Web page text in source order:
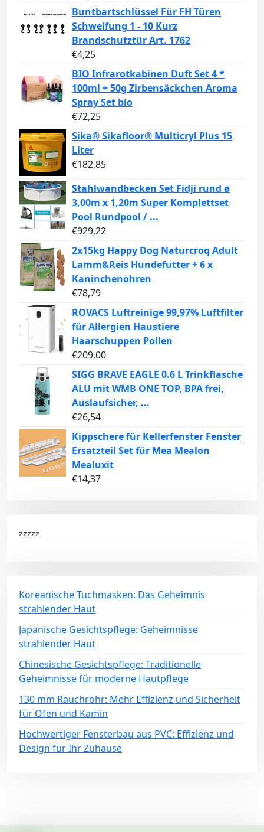
Buntbartschlüssel Für FH Türen
Schweifung 1 - 10 Kurz
Brandschutztür Art. 1762
€4,25
BIO Infrarotkabinen Duft Set 4 *
100ml + 50g Zirbensäckchen Aroma
Spray Set bio
€72,25
Sika® Sikafloor® Multicryl Plus 15
Liter
€182,85
Stahlwandbecken Set Fidji rund ø
3,00m x 1,20m Super Komplettset
Pool Rundpool / ...
€929,22
2x15kg Happy Dog Naturcroq Adult
Lamm&Reis Hundefutter + 6 x
Kaninchenohren
€78,79
ROVACS Luftreinige 99,97% Luftfilter
für Allergien Haustiere
Haarschuppen Pollen
€209,00
SIGG BRAVE EAGLE 0.6 L Trinkflasche
ALU mit WMB ONE TOP, BPA frei,
Auslaufsicher, ...
€26,54
Kippschere für Kellerfenster Fenster
Ersatzteil Set für Mea Mealon
Mealuxit
€14,37
zzzzz
Koreanische Tuchmasken: Das Geheimnis
strahlender Haut
Japanische Gesichtspflege: Geheimnisse
strahlender Haut
Chinesische Gesichtspflege: Traditionelle
Geheimnisse für moderne Hautpflege
130 mm Rauchrohr: Mehr Effizienz und Sicherheit
für Ofen und Kamin
Hochwertiger Fensterbau aus PVC: Effizienz und
Design für Ihr Zuhause